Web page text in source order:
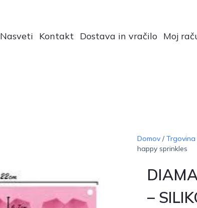
Nasveti Kontakt Dostava in vračilo Moj
Domov/Trgovina
happy sprinkles
–